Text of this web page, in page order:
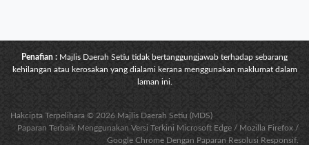
Penafian : Majlis Daerah Setiu tidak bertanggungjawab terhadap sebarang
kehilangan atau kerosakan yang dialami kerana menggunakan maklumat dalam
laman ini.
Hakcipta Terpelihara © 2026 Majlis Daerah Setiu (MDS)
Paparan Terbaik Menggunakan Versi Terkini Microsoft Edge / Mozilla Firefox /
Google Chrome Dengan Paparan Resolusi Responsif.